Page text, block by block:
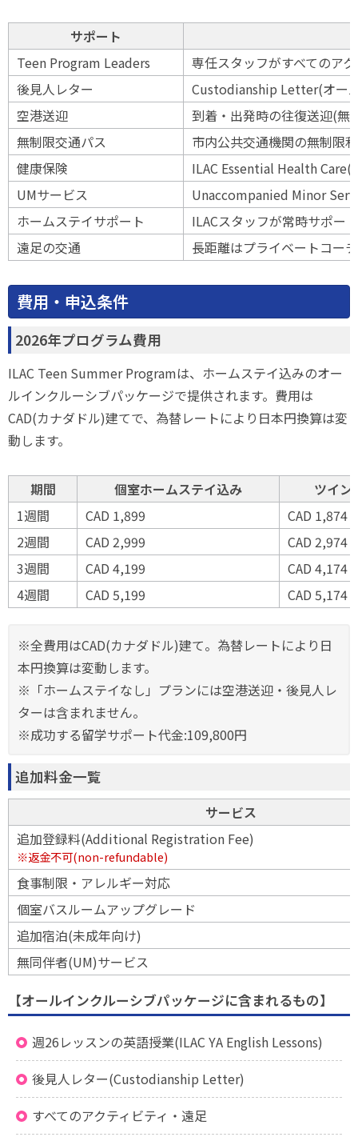
サポート
Teen Program Leaders
専任スタッフがすべてのア
後見人レター
Custodianship Letter(オー
空港送迎
到着・出発時の往復送迎(無
無制限交通パス
市内公共交通機関の無制限
健康保険
ILAC Essential Health Care(
UMサービス
Unaccompanied Minor
ホームステイサポート
ILACスタッフが常時サポー
遠足の交通
長距離はプライベートコー
費用・申込条件
2026年プログラム費用
ILAC Teen Summer Programは、ホームステイ込みのオー
ルインクルーシブパッケージで提供されます。費用は
CAD(カナダドル)建てで、為替レートにより日本円換算は変
動します。
期間 個室ホームステイ込み
ツイン
1週間
CAD 1,899
CAD 1,874
2週間
CAD 2,999
CAD 2,974
3週間
CAD 4,199
CAD 4,174
4週間
CAD 5,199 CAD 5,174
※全費用はCAD(カナダドル)建て。為替レートにより日
本円換算は変動します。
※「ホームステイなし」プランには空港送迎・後見人レ
ターは含まれません。
※成功する留学サポート代金:109,800円
追加料金一覧
サービス
追加登録料(Additional Registration Fee)
※返金不可(non-refundable)
食事制限・アレルギー対応
個室バスルームアップグレード
追加宿泊(未成年向け)
無同伴者(UM)サービス
【オールインクルーシブパッケージに含まれるもの】
週26レッスンの英語授業(ILAC YA English Lessons)
後見人レター(Custodianship Letter)
すべてのアクティビティ・遠足